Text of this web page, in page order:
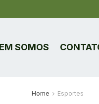
SOMOS
Home Esportes